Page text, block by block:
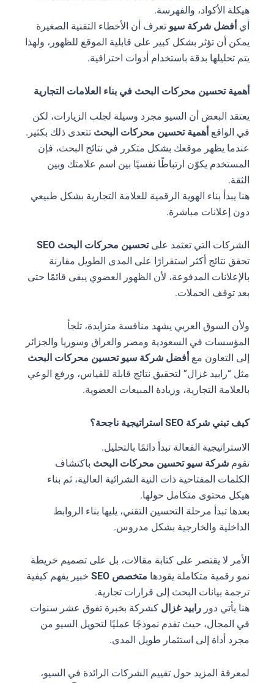
هيكلة الأكواد، والفهرسة.
أيأفضل شركة سيوتعرف أن الأخطاء التقنية الصغيرة
يمكن أن تؤثر بشكل كبير على قابلية الموقع للظهور، ولهذا
يتم تحليلها بدقة باستخدام أدوات احترافية.
أهمية تحسين محركات البحث في بناء العلامات التجارية
يعتقد البعض أن السيو مجرد وسيلة لجلب الزيارات، لكن
في الواقعأهمية تحسين محركات البحثتتعدى ذلك بكثير.
عندما يظهر موقعك بشكل متكرر في نتائج البحث، فإن
المستخدم يكوّن ارتباطًا نفسيًا بين اسم علامتك وبين
الثقة.
هنا يبدأ بناء الهوية الرقمية للعلامة التجارية بشكل طبيعي
دون إعلانات مباشرة.
الشركات التي تعتمد علىتحسين محركات البحث SEO
تحقق نتائج أكثر استقرارًا على المدى الطويل مقارنة
بالإعلانات المدفوعة، لأن الظهور العضوي يبقى قائمًا حتى
بعد توقف الحملات.
ولأن السوق العربي يشهد منافسة متزايدة، تلجأ
المؤسسات في السعودية ومصر والعراق وسوريا والجزائر
إلى التعاون معأفضل شركة سيو تحسين محركات البحث
مثل “رابيد غزال” لتحقيق نتائج قابلة للقياس، ورفع الوعي
بالعلامة التجارية، وزيادة المبيعات العضوية.
كيف تبني شركة SEO استراتيجية ناجحة؟
الاستراتيجية الفعالة تبدأ دائمًا بالتحليل.
تقومشركة سيو تحسين محركات البحثباكتشاف
الكلمات المفتاحية ذات النية الشرائية العالية، ثم بناء
هيكل محتوى متكامل حولها.
بعدها تبدأ مرحلة التحسين التقني، يليها بناء الروابط
الداخلية والخارجية بشكل مدروس.
الأمر لا يقتصر على كتابة مقالات، بل على تصميم خريطة
نمو رقمية متكاملة يقودهامتخصص SEO
خبير يفهم كيفية
ترجمة بيانات البحث إلى قرارات تجارية.
هنا يأتي دوررابيد غزال كشركة بخبرة تفوق عشر سنوات
في المجال، حيث تقدم نموذجًا عمليًا لتحويل السيو من
مجرد أداة إلى استثمار طويل المدى.
لمعرفة المزيد حول تقييم الشركات الرائدة في السيو،